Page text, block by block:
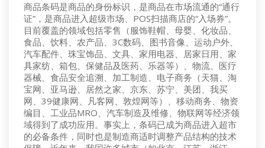
商品条码是商品的身份标识，是商品在市场流通的“通行
证”，是商品进入超级市场、POS扫描商店的“入场券”。
目前覆盖的领域包括零售（服饰鞋帽、母婴、化妆品、
食品、饮料、农产品、3C数码、图书音像、运动户外、
汽车配件、珠宝饰品、文具、家用电器、居家日用、家
具家纺、箱包、保健品及医药、乐器等）、物流、医疗
器械、食品安全追溯、加工制造、电子商务（天猫、淘
宝网、亚马逊、居然之家、京东、苏宁、美团、我买
网、39健康网、凡客网、敦煌网等）、移动商务、物资
编目、工业品MRO、汽车制造及维修、物联网等经济领
域得到了成功应用。事实上，条码已成为商品进入超市
的必备条件，同时也是制造商适时调整产品结构的技术